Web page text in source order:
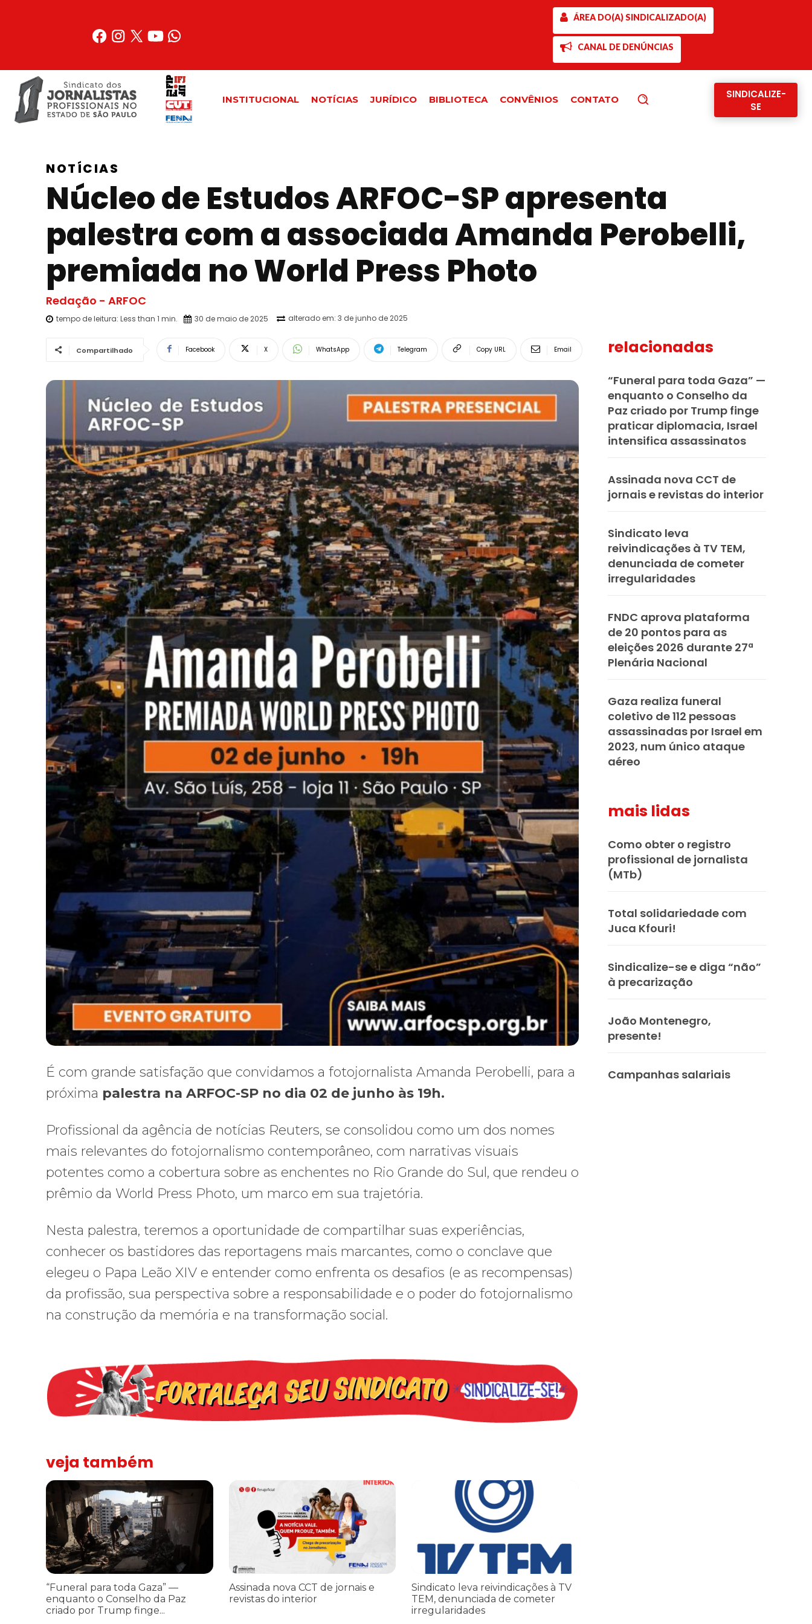
ÁREA DO(A) SINDICALIZADO(A)
CANAL DE DENÚNCIAS
INSTITUCIONAL NOTÍCIAS JURÍDICO BIBLIOTECA CONVÊNIOS CONTATO
SINDICALIZE-
SE
NOTÍCIAS
Núcleo de Estudos ARFOC-SP apresenta
palestra com a associada Amanda Perobelli,
premiada no World Press Photo
Redação - ARFOC
tempo de leitura: Less than 1 min. 30 de maio de 2025 alterado em: 3 de junho de 2025
Compartilhado Facebook X WhatsApp Telegram Copy URL Email
É com grande satisfação que convidamos a fotojornalista Amanda Perobelli, para a
próxima palestra na ARFOC-SP no dia 02 de junho às 19h.
Profissional da agência de notícias Reuters, se consolidou como um dos nomes
mais relevantes do fotojornalismo contemporâneo, com narrativas visuais
potentes como a cobertura sobre as enchentes no Rio Grande do Sul, que rendeu o
prêmio da World Press Photo, um marco em sua trajetória.
Nesta palestra, teremos a oportunidade de compartilhar suas experiências,
conhecer os bastidores das reportagens mais marcantes, como o conclave que
elegeu o Papa Leão XIV e entender como enfrenta os desafios (e as recompensas)
da profissão, sua perspectiva sobre a responsabilidade e o poder do fotojornalismo
na construção da memória e na transformação social.
veja também
“Funeral para toda Gaza” — enquanto o Conselho da Paz criado por Trump finge praticar diplomacia, Israel intensifica assassinatos
“Funeral para toda Gaza” —
enquanto o Conselho da Paz
criado por Trump finge...
Assinada nova CCT de jornais e revistas do interior
Assinada nova CCT de jornais e
revistas do interior
Sindicato leva reivindicações à TV TEM, denunciada de cometer irregularidades
Sindicato leva reivindicações à TV
TEM, denunciada de cometer
irregularidades
relacionadas
“Funeral para toda Gaza” —
enquanto o Conselho da
Paz criado por Trump finge
praticar diplomacia, Israel
intensifica assassinatos
Assinada nova CCT de
jornais e revistas do interior
Sindicato leva
reivindicações à TV TEM,
denunciada de cometer
irregularidades
FNDC aprova plataforma
de 20 pontos para as
eleições 2026 durante 27ª
Plenária Nacional
Gaza realiza funeral
coletivo de 112 pessoas
assassinadas por Israel em
2023, num único ataque
aéreo
mais lidas
Como obter o registro
profissional de jornalista
(MTb)
Total solidariedade com
Juca Kfouri!
Sindicalize-se e diga “não”
à precarização
João Montenegro,
presente!
Campanhas salariais